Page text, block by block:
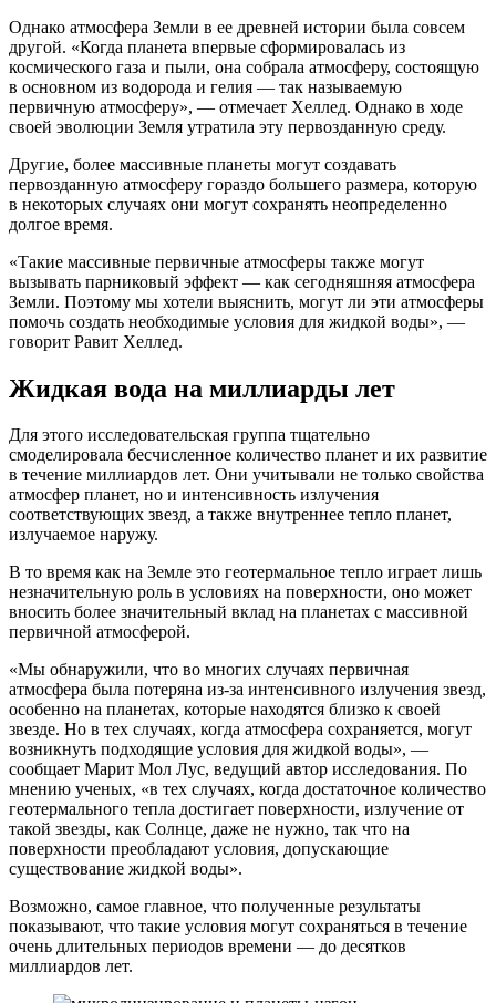
Однако атмосфера Земли в ее древней истории была совсем
другой. «Когда планета впервые сформировалась из
космического газа и пыли, она собрала атмосферу, состоящую
в основном из водорода и гелия — так называемую
первичную атмосферу», — отмечает Хеллед. Однако в ходе
своей эволюции Земля утратила эту первозданную среду.
Другие, более массивные планеты могут создавать
первозданную атмосферу гораздо большего размера, которую
в некоторых случаях они могут сохранять неопределенно
долгое время.
«Такие массивные первичные атмосферы также могут
вызывать парниковый эффект — как сегодняшняя атмосфера
Земли. Поэтому мы хотели выяснить, могут ли эти атмосферы
помочь создать необходимые условия для жидкой воды», —
говорит Равит Хеллед.
Жидкая вода на миллиарды лет
Для этого исследовательская группа тщательно
смоделировала бесчисленное количество планет и их развитие
в течение миллиардов лет. Они учитывали не только свойства
атмосфер планет, но и интенсивность излучения
соответствующих звезд, а также внутреннее тепло планет,
излучаемое наружу.
В то время как на Земле это геотермальное тепло играет лишь
незначительную роль в условиях на поверхности, оно может
вносить более значительный вклад на планетах с массивной
первичной атмосферой.
«Мы обнаружили, что во многих случаях первичная
атмосфера была потеряна из-за интенсивного излучения звезд,
особенно на планетах, которые находятся близко к своей
звезде. Но в тех случаях, когда атмосфера сохраняется, могут
возникнуть подходящие условия для жидкой воды», —
сообщает Марит Мол Лус, ведущий автор исследования. По
мнению ученых, «в тех случаях, когда достаточное количество
геотермального тепла достигает поверхности, излучение от
такой звезды, как Солнце, даже не нужно, так что на
поверхности преобладают условия, допускающие
существование жидкой воды».
Возможно, самое главное, что полученные результаты
показывают, что такие условия могут сохраняться в течение
очень длительных периодов времени — до десятков
миллиардов лет.